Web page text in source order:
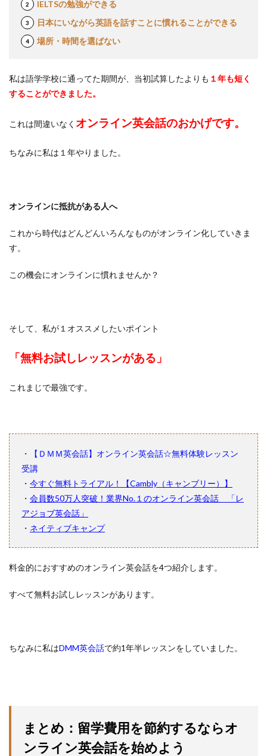
IELTSの勉強ができる
日本にいながら英語を話すことに慣れることができる
場所・時間を選ばない
私は語学学校に通ってた期間が、当初試算したよりも １年も短く
することができました。
これは間違いなく オンライン英会話のおかげです。
ちなみに私は１年やりました。
オンラインに抵抗がある人へ
これから時代はどんどんいろんなものがオンライン化していきま
す。
この機会にオンラインに慣れませんか？
そして、私が１オススメしたいポイント
「無料お試しレッスンがある」
これまじで最強です。
・
【ＤＭＭ英会話】オンライン英会話☆無料体験レッスン
受講
・ 今すぐ無料トライアル！【Cambly（キャンブリー）】
・ 会員数50万人突破！業界No.１のオンライン英会話 「レ
アジョブ英会話」
・ ネイティブキャンプ
料金的におすすめのオンライン英会話を4つ紹介します。
すべて無料お試しレッスンがあります。
ちなみに私はDMM英会話で約1年半レッスンをしていました。
まとめ：留学費用を節約するならオ
ンライン英会話を始めよう